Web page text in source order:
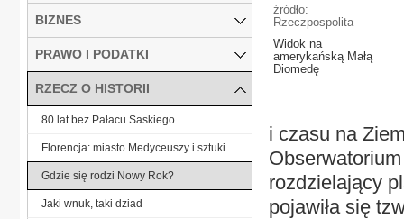
źródło:
Rzeczpospolita
Widok na
amerykańską Małą
Diomedę
i czasu na
rozdzielający
pojawiła się
BIZNES
PRAWO I PODATKI
RZECZ O HISTORII
80 lat bez Pałacu Saskiego
Florencja: miasto Medyceuszy i sztuki
Gdzie się rodzi Nowy Rok?
Jaki wnuk, taki dziad